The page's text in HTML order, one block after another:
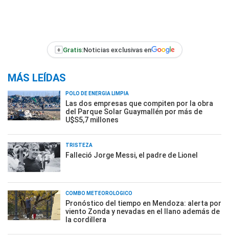
+ Gratis:Noticias exclusivas en
MÁS LEÍDAS
POLO DE ENERGÍA LIMPIA
Las dos empresas que compiten por la obra
del Parque Solar Guaymallén por más de
U$S5,7 millones
TRISTEZA
Falleció Jorge Messi, el padre de Lionel
COMBO METEOROLÓGICO
Pronóstico del tiempo en Mendoza: alerta por
viento Zonda y nevadas en el llano además de
la cordillera